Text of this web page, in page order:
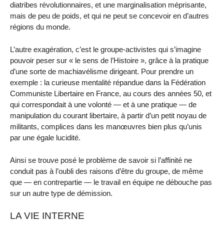
diatribes révolutionnaires, et une marginalisation méprisante,
mais de peu de poids, et qui ne peut se concevoir en d’autres
régions du monde.
L’autre exagération, c’est le groupe-activistes qui s’imagine
pouvoir peser sur « le sens de l’Histoire », grâce à la pratique
d’une sorte de machiavélisme dirigeant. Pour prendre un
exemple : la curieuse mentalité répandue dans la Fédération
Communiste Libertaire en France, au cours des années 50, et
qui correspondait à une volonté — et à une pratique — de
manipulation du courant libertaire, à partir d’un petit noyau de
militants, complices dans les manœuvres bien plus qu’unis
par une égale lucidité.
Ainsi se trouve posé le problème de savoir si l’affinité ne
conduit pas à l’oubli des raisons d’être du groupe, de même
que — en contrepartie — le travail en équipe ne débouche pas
sur un autre type de démission.
LA VIE INTERNE